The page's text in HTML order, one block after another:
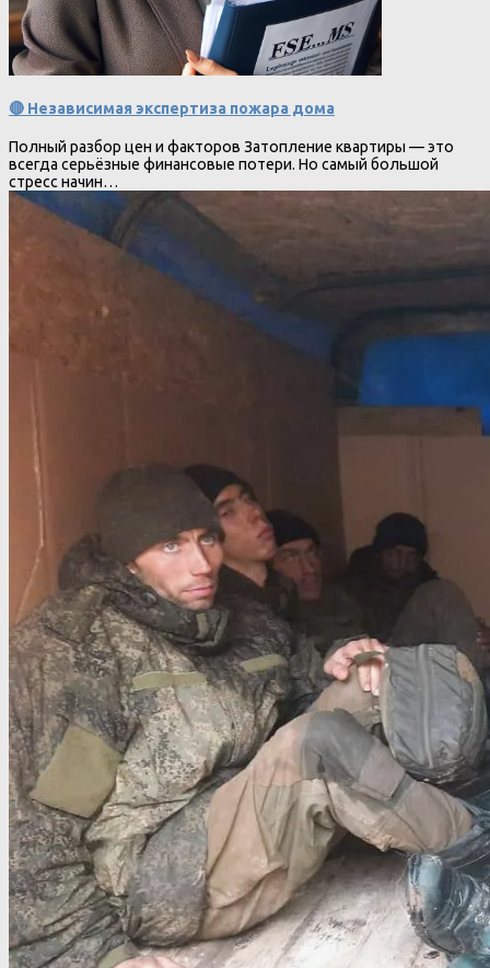
🔴 Независимая экспертиза пожара дома
Полный разбор цен и факторов Затопление квартиры — это
всегда серьёзные финансовые потери. Но самый большой
стресс начин…